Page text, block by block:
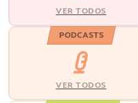
VER TODOS
PODCASTS
VER TODOS